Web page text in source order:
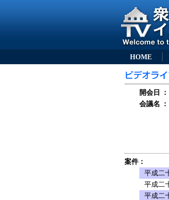
HOME
開会日 ：
会議名
：
案件：
平成二
平成二
平成二